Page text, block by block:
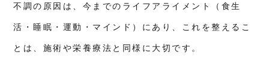
不調の原因は、今までのライフアライメント（食生
活・睡眠・運動・マインド）にあり、これを整えるこ
とは、施術や栄養療法と同様に大切です。